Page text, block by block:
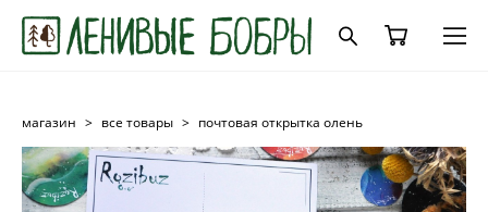
магазин > все товары > почтовая открытка олень